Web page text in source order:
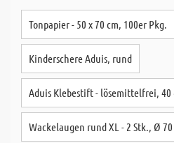
Tonpapier - 50 x 70 cm, 100er Pkg.
Kinderschere Aduis, rund
Aduis Klebestift - lösemittelfrei, 40
Wackelaugen rund XL - 2 Stk., Ø